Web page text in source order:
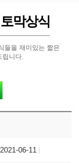
막상식
들을 재미있는 짧은
립니다.
유
공유
2021-06-11